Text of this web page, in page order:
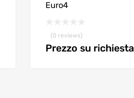
Euro4
(0 reviews)
Prezzo su richiesta